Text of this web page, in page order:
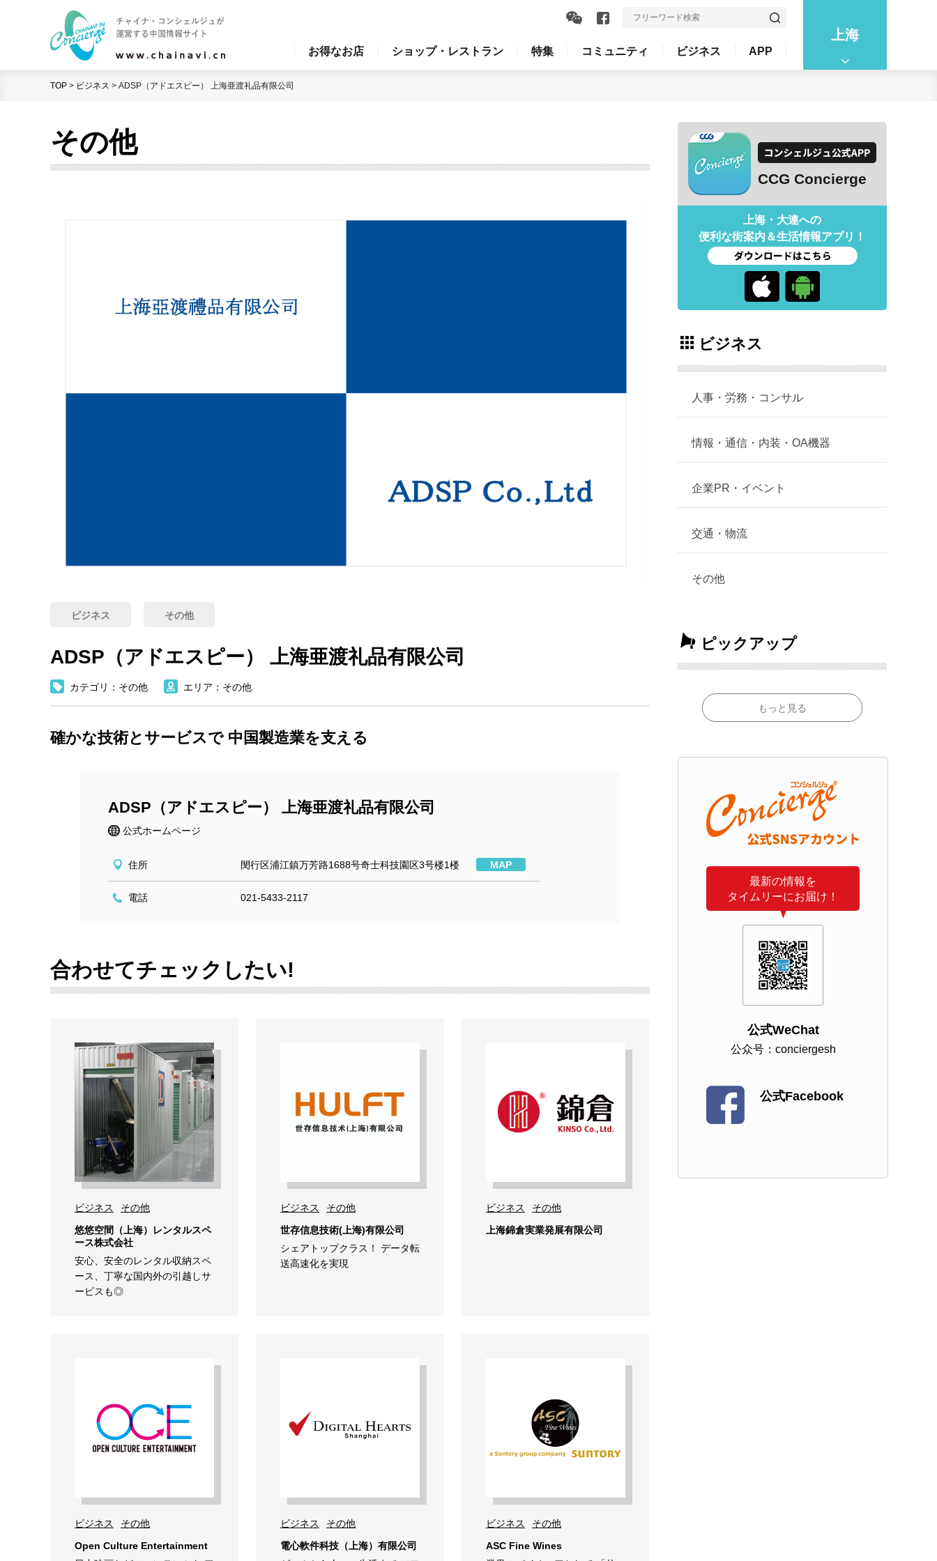
上海
お得なお店 ショップ・レストラン 特集 コミュニティ ビジネス APP
TOP > ビジネス > ADSP（アドエスピー） 上海亜渡礼品有限公司
その他
ビジネス その他
ADSP（アドエスピー） 上海亜渡礼品有限公司
カテゴリ：その他 エリア：その他
確かな技術とサービスで 中国製造業を支える
ADSP（アドエスピー） 上海亜渡礼品有限公司
公式ホームページ
住所 閔行区浦江鎮万芳路1688号奇士科技園区3号楼1楼 MAP
電話 021-5433-2117
合わせてチェックしたい!
ビジネス
その他
悠悠空間（上海）レンタルスペ
ース株式会社
安心、安全のレンタル収納スペ
ース、丁寧な国内外の引越しサ
ービスも◎
ビジネス
その他
世存信息技術(上海)有限公司
シェアトップクラス！ データ転
送高速化を実現
ビジネス
その他
上海錦倉実業発展有限公司
ビジネス
その他
Open Culture Entertainment
ビジネス
その他
電心軟件科技（上海）有限公司
ビジネス
その他
ASC Fine Wines
CCG Concierge
上海・大連への
便利な街案内＆生活情報アプリ！
ビジネス
人事・労務・コンサル
情報・通信・内装・OA機器
企業PR・イベント
交通・物流
その他
ピックアップ
もっと見る
最新の情報を
タイムリーにお届け！
公式WeChat
公众号：conciergesh
公式Facebook